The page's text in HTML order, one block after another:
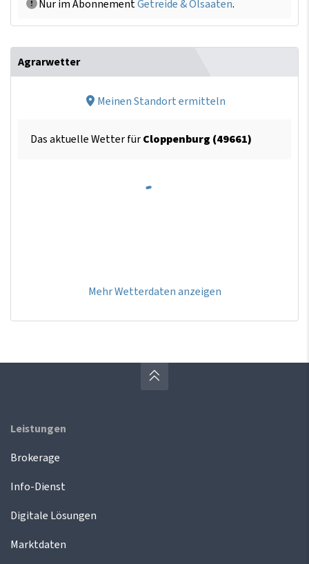
Nur im AbonnementGetreide & Ölsaaten.
Agrarwetter
Meinen Standort ermitteln
Das aktuelle Wetter fürCloppenburg (49661)
Mehr Wetterdaten anzeigen
Leistungen
Brokerage
Info-Dienst
Digitale Lösungen
Marktdaten